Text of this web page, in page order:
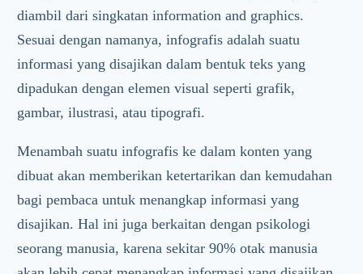
diambil dari singkatan information and graphics.
Sesuai dengan namanya, infografis adalah suatu
informasi yang disajikan dalam bentuk teks yang
dipadukan dengan elemen visual seperti grafik,
gambar, ilustrasi, atau tipografi.
Menambah suatu infografis ke dalam konten yang
dibuat akan memberikan ketertarikan dan kemudahan
bagi pembaca untuk menangkap informasi yang
disajikan. Hal ini juga berkaitan dengan psikologi
seorang manusia, karena sekitar 90% otak manusia